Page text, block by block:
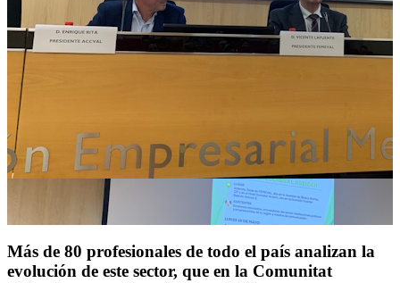
Más de 80 profesionales de todo el país analizan la
evolución de este sector, que en la Comunitat